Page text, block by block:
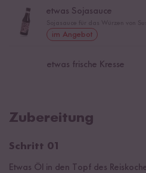
etwas Sojasauce
im Angebot
etwas frische Kresse
Zubereitung
Schritt 01
Etwas Öl in den Topf des